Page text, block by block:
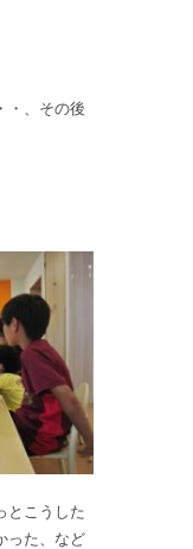
・、その後
とこうした
った、など